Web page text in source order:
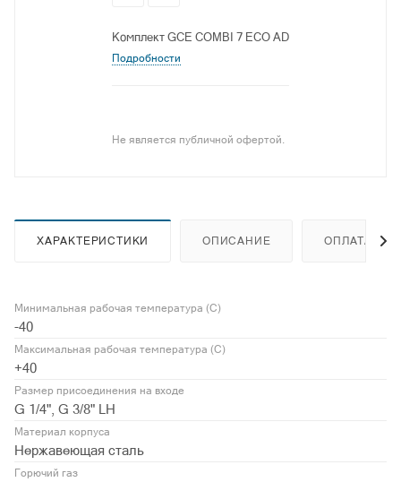
Комплект GCE COMBI 7 ECO AD
Подробности
Не является публичной офертой.
ХАРАКТЕРИСТИКИ ОПИСАНИЕ ОПЛАТА
Минимальная рабочая температура (С)
-40
Максимальная рабочая температура (С)
+40
Размер присоединения на входе
G 1/4", G 3/8" LH
Материал корпуса
Нержавеющая сталь
Горючий газ